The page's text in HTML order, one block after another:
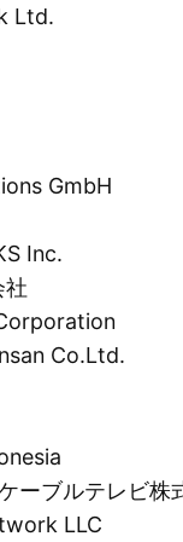
Ltd.
GmbH
Inc.
社
Co.Ltd.
ーブルテレビ株
LLC